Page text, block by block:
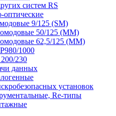
систем RS
оптические
9/125 (SM)
50/125 (ММ)
62,5/125 (ММ)
1000
230
данных
установок
Re-типы